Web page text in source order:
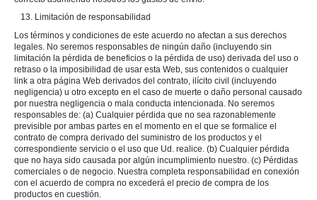
13. Limitación de responsabilidad
Los términos y condiciones de este acuerdo no afectan a sus derechos
legales. No seremos responsables de ningún daño (incluyendo sin
limitación la pérdida de beneficios o la pérdida de uso) derivada del uso o
retraso o la imposibilidad de usar esta Web, sus contenidos o cualquier
link a otra página Web derivados del contrato, ilícito civil (incluyendo
negligencia) u otro excepto en el caso de muerte o daño personal causado
por nuestra negligencia o mala conducta intencionada. No seremos
responsables de: (a) Cualquier pérdida que no sea razonablemente
previsible por ambas partes en el momento en el que se formalice el
contrato de compra derivado del suministro de los productos y el
correspondiente servicio o el uso que Ud. realice. (b) Cualquier pérdida
que no haya sido causada por algún incumplimiento nuestro. (c) Pérdidas
comerciales o de negocio. Nuestra completa responsabilidad en conexión
con el acuerdo de compra no excederá el precio de compra de los
productos en cuestión.